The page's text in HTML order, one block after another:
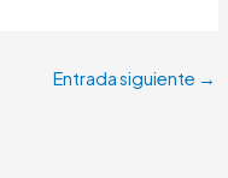
Entrada siguiente →